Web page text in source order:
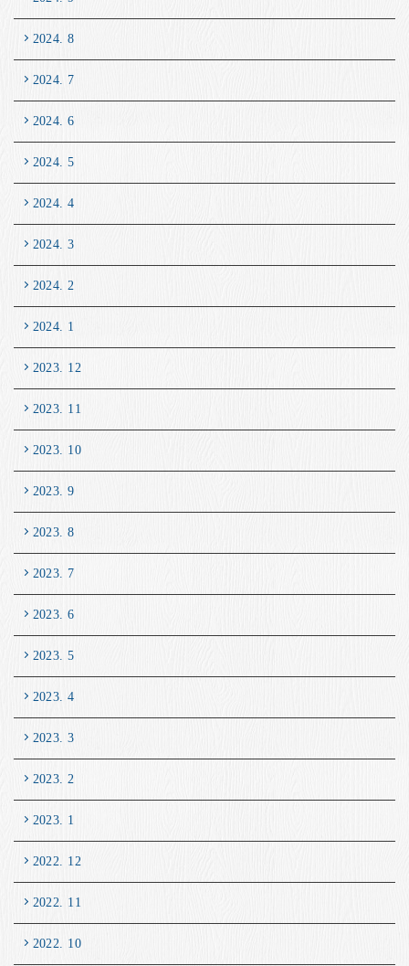
2024. 8
2024. 7
2024. 6
2024. 5
2024. 4
2024. 3
2024. 2
2024. 1
2023. 12
2023. 11
2023. 10
2023. 9
2023. 8
2023. 7
2023. 6
2023. 5
2023. 4
2023. 3
2023. 2
2023. 1
2022. 12
2022. 11
2022. 10